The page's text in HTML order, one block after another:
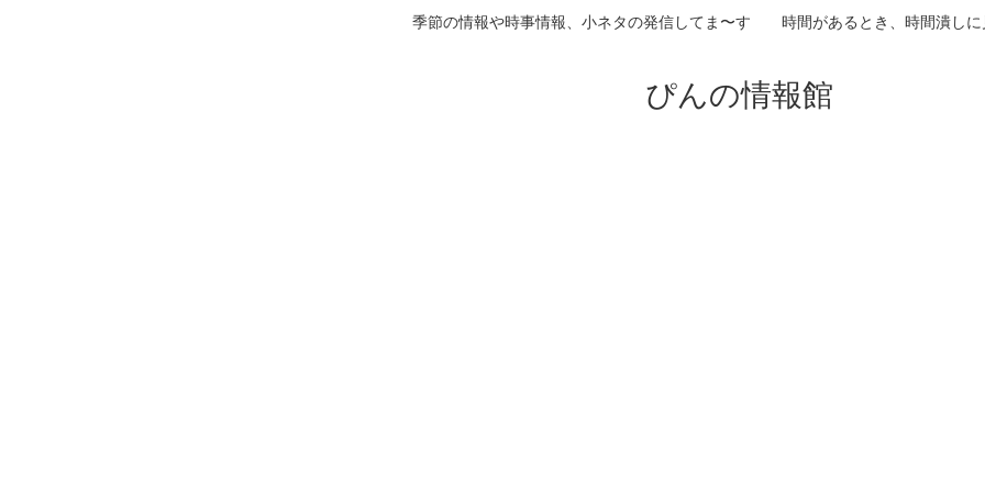
季節の情報や時事情報、小ネタの発信してま〜す 時間があるとき、時間潰しに
ぴんの情報館